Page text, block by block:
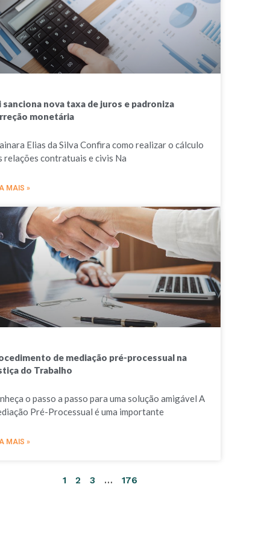
sanciona nova taxa de juros e padroniza
monetária
Elias da Silva Confira como realizar o cálculo
relações contratuais e civis Na
MAIS »
de mediação pré-processual na
do Trabalho
o passo a passo para uma solução amigável A
Pré-Processual é uma importante
MAIS »
1 2 3 … 176